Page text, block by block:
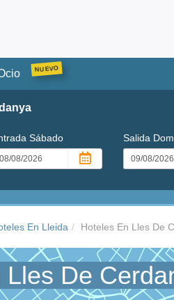
Sábado Salida
En Lleida Hoteles En Lles De
Lles De